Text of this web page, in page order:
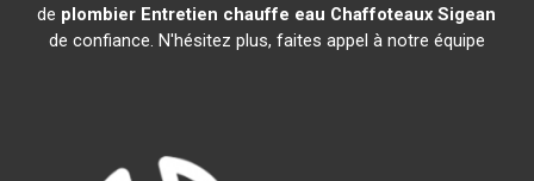
de plombier Entretien chauffe eau Chaffoteaux Sigean
de confiance. N'hésitez plus, faites appel à notre équipe